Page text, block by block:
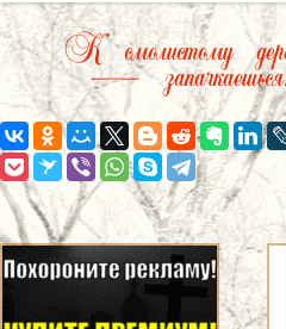
К смолистому
—